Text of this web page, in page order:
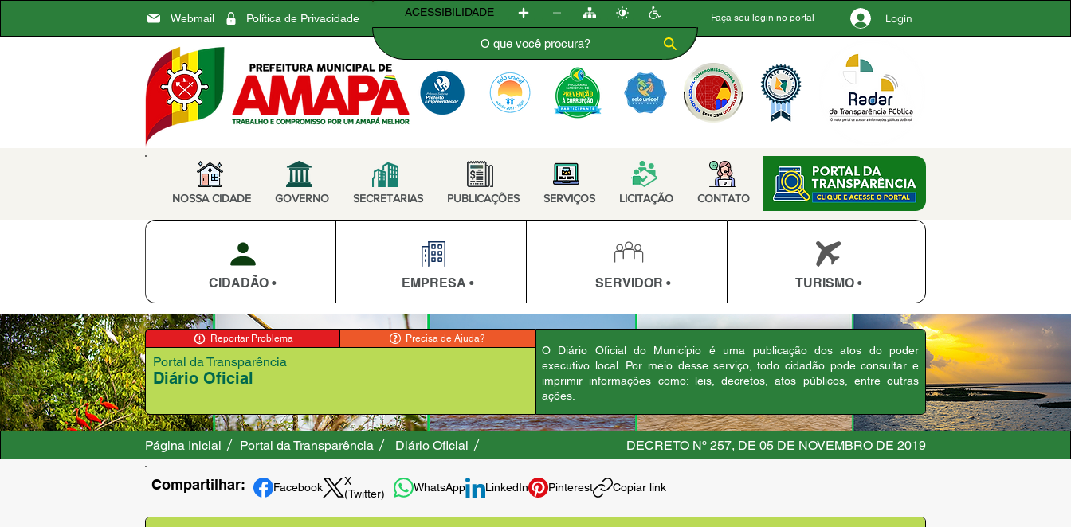
Webmail Política de Privacidade Faça seu login no portal Login
ACESSIBILIDADE
NOSSA CIDADE GOVERNO SECRETARIAS PUBLICAÇÕES SERVIÇOS LICITAÇÃO CONTATO
CIDADÃO • EMPRESA • SERVIDOR • TURISMO •
Reportar Problema Precisa de Ajuda?
Diário Oficial
Portal da Transparência
O Diário Oficial do Município é uma publicação dos atos do poder
executivo local. Por meio desse serviço, todo cidadão pode consultar e
imprimir informações como: leis, decretos, atos públicos, entre outras
ações.
Página Inicial Portal da Transparência Diário Oficial DECRETO Nº 257, DE 05 DE NOVEMBRO DE 2019
Compartilhar: Facebook
X
(Twitter)
WhatsApp LinkedIn Pinterest Copiar link